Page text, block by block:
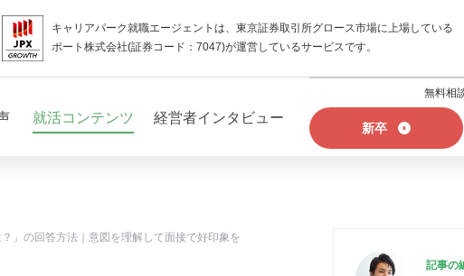
キャリアパーク就職エージェントは、東京証券取引所グロース市場に上場している
ポート株式会社(証券コード：7047)が運営しているサービスです。
就活コンテンツ 経営者インタビュー
無料相
新卒
？」の回答方法｜意図を理解して面接で好印象を
記事の